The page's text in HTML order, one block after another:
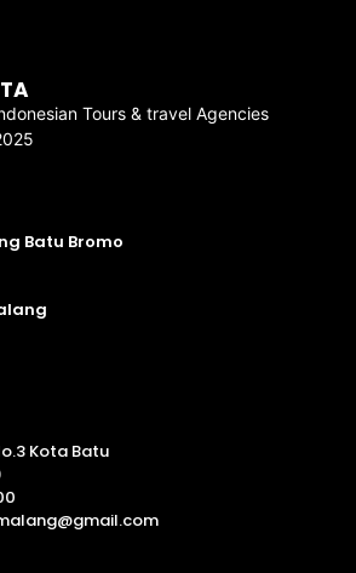
Tours & travel Agencies
Batu Bromo
Kota Batu